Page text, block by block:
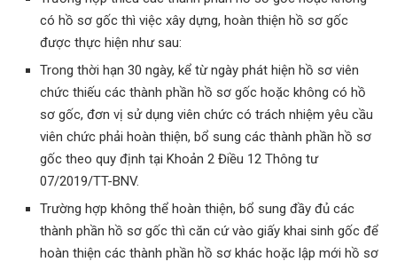
có hồ sơ gốc thì việc xây dựng, hoàn thiện hồ sơ gốc
được thực hiện như sau:
Trong thời hạn 30 ngày, kể từ ngày phát hiện hồ sơ viên
chức thiếu các thành phần hồ sơ gốc hoặc không có hồ
sơ gốc, đơn vị sử dụng viên chức có trách nhiệm yêu cầu
viên chức phải hoàn thiện, bổ sung các thành phần hồ sơ
gốc theo quy định tại Khoản 2 Điều 12 Thông tư
07/2019/TT-BNV.
Trường hợp không thể hoàn thiện, bổ sung đầy đủ các
thành phần hồ sơ gốc thì căn cứ vào giấy khai sinh gốc để
hoàn thiện các thành phần hồ sơ khác hoặc lập mới hồ sơ